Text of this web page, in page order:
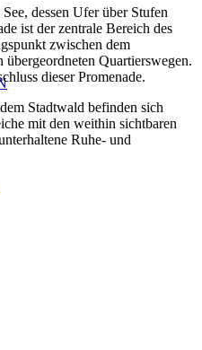
dessen Ufer über Stufen
ist der zentrale Bereich des
zwischen dem
Quartierswegen.
dieser Promenade.
Stadtwald befinden sich
mit den weithin sichtbaren
Ruhe- und